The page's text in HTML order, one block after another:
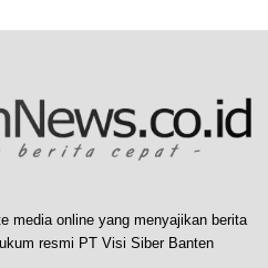
media online yang menyajikan berita
resmi PT Visi Siber Banten